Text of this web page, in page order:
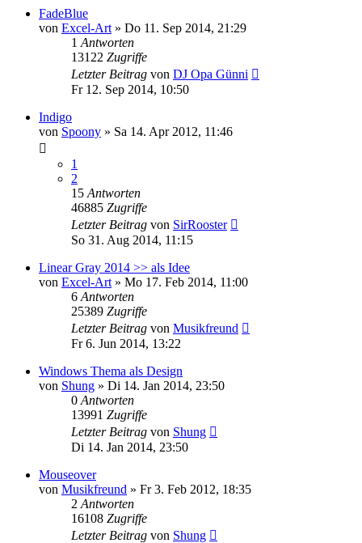
FadeBlue
von Excel-Art » Do 11. Sep 2014, 21:29
1 Antworten
13122 Zugriffe
Letzter Beitrag von DJ Opa Günni
Fr 12. Sep 2014, 10:50
Indigo
von Spoony » Sa 14. Apr 2012, 11:46
1
2
15 Antworten
46885 Zugriffe
Letzter Beitrag von SirRooster
So 31. Aug 2014, 11:15
Linear Gray 2014 >> als Idee
von Excel-Art » Mo 17. Feb 2014, 11:00
6 Antworten
25389 Zugriffe
Letzter Beitrag von Musikfreund
Fr 6. Jun 2014, 13:22
Windows Thema als Design
von Shung » Di 14. Jan 2014, 23:50
0 Antworten
13991 Zugriffe
Letzter Beitrag von Shung
Di 14. Jan 2014, 23:50
Mouseover
von Musikfreund » Fr 3. Feb 2012, 18:35
2 Antworten
16108 Zugriffe
Letzter Beitrag von Shung